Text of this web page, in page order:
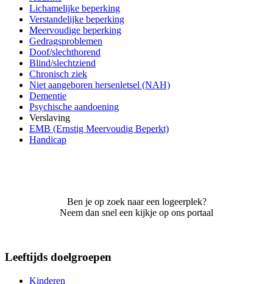
Lichamelijke beperking
Verstandelijke beperking
Meervoudige beperking
Gedragsproblemen
Doof/slechthorend
Blind/slechtziend
Chronisch ziek
Niet aangeboren hersenletsel (NAH)
Dementie
Psychische aandoening
Verslaving
EMB (Ernstig Meervoudig Beperkt)
Handicap
Ben je op zoek naar een logeerplek?
Neem dan snel een kijkje op ons portaal
Leeftijds doelgroepen
Kinderen